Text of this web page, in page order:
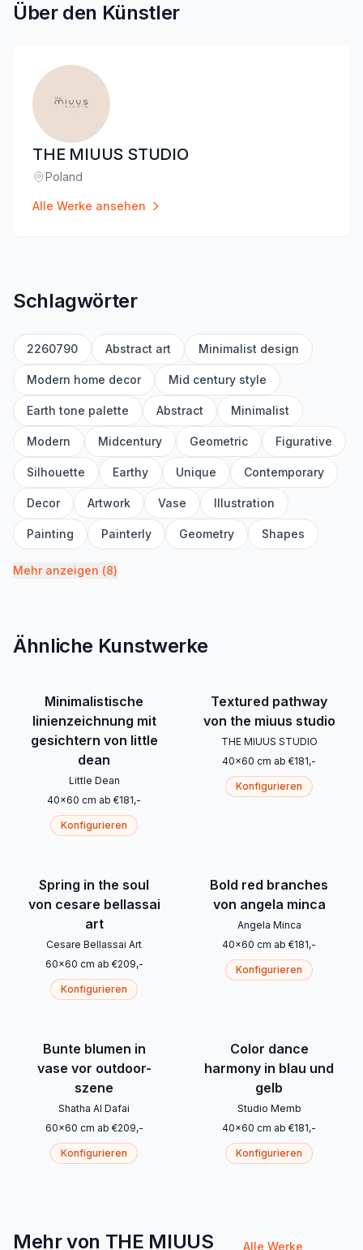
Über den Künstler
THE MIUUS STUDIO
Standort:
Poland
Alle Werke ansehen
Schlagwörter
2260790 Abstract art Minimalist design
Modern home decor Mid century style
Earth tone palette Abstract Minimalist
Modern Midcentury Geometric Figurative
Silhouette Earthy Unique Contemporary
Decor Artwork Vase Illustration
Painting Painterly Geometry Shapes
Mehr anzeigen (8)
Ähnliche Kunstwerke
Minimalistische
linienzeichnung mit
gesichtern von little
dean
Little Dean
40x60 cm ab €181,-
Konfigurieren
Textured pathway
von the miuus studio
THE MIUUS STUDIO
40x60 cm ab €181,-
Konfigurieren
Spring in the soul
von cesare bellassai
art
Cesare Bellassai Art
60x60 cm ab €209,-
Konfigurieren
Bold red branches
von angela minca
Angela Minca
40x60 cm ab €181,-
Konfigurieren
Bunte blumen in
vase vor outdoor-
szene
Shatha Al Dafai
60x60 cm ab €209,-
Konfigurieren
Color dance
harmony in blau und
gelb
Studio Memb
40x60 cm ab €181,-
Konfigurieren
Mehr von THE MIUUS Alle Werke